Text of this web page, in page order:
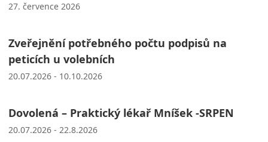
27. července 2026
Zveřejnění potřebného počtu podpisů na
peticích u volebních
20.07.2026 - 10.10.2026
Dovolená – Praktický lékař Mníšek -SRPEN
20.07.2026 - 22.8.2026